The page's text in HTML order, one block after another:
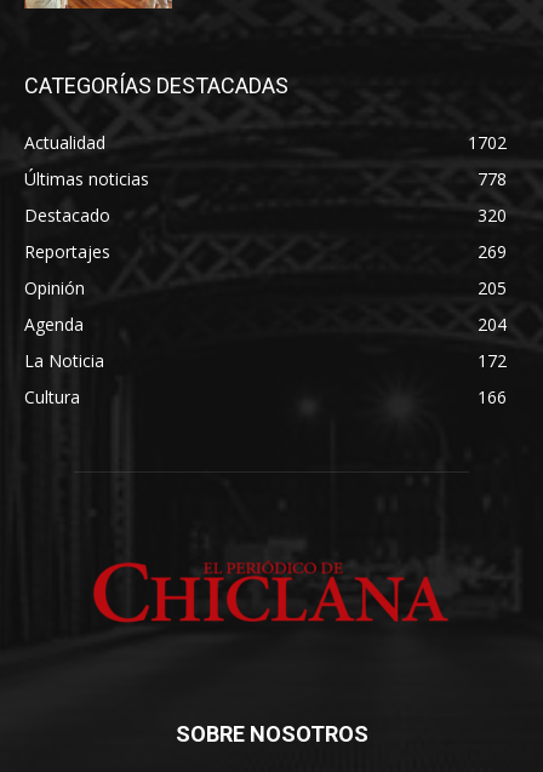
CATEGORÍAS DESTACADAS
Actualidad
1702
Últimas noticias
778
Destacado
320
Reportajes
269
Opinión
205
Agenda
204
La Noticia
172
Cultura
166
SOBRE NOSOTROS